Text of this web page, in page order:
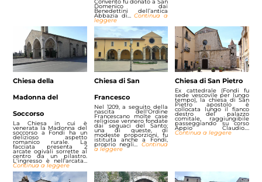
Convento fu donato a San
Domenico dai
Benedettini dell’antica
Abbazia di…Continua a
leggere
Chiesa della
Madonna del
Soccorso
La Chiesa in cui è
venerata la Madonna del
soccorso a Fondi ha un
delizioso aspetto
romanico rurale. La
facciata presenta 2
arcate ogivali sorrette al
centro da un pilastro.
L'ingresso è nell'arcata…
Continua a leggere
Chiesa di San
Francesco
Nel 1209, a seguito della
nascita dell'Ordine
Francescano molte case
religiose vennero fondate
dai seguaci del Santo;
una di queste, di
modeste proporzioni, fu
istituita anche a Fondi,
proprio negli…Continua
a leggere
Chiesa di San Pietro
Ex cattedrale (Fondi fu
sede vescovile per lungo
tempo), la chiesa di San
Pietro apostolo è
collocata lungo il fianco
destro del palazzo
comitale, raggiungibile
passeggiando su corso
Appio Claudio.…
Continua a leggere